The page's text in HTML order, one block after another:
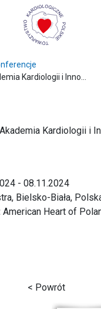
Kardiologii i Inno...
Kardiologii i
- 08.11.2024
Bielsko-Biała​,
American Heart of
< Powrót